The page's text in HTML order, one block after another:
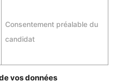
Consentement préalable du
candidat
vos données